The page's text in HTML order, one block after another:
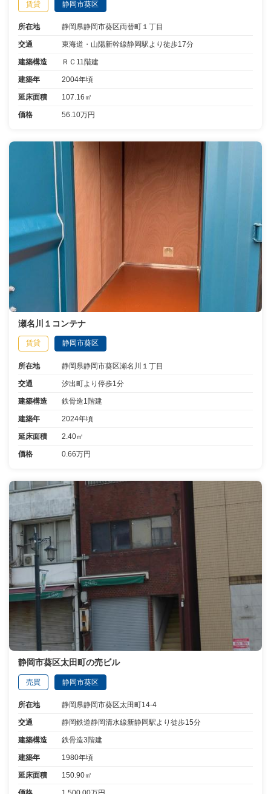
賃貸 静岡市葵区
所在地 静岡県静岡市葵区両替町１丁目
交通 東海道・山陽新幹線静岡駅より徒歩17分
建築構造 ＲＣ11階建
建築年 2004年頃
延床面積 107.16㎡
価格 56.10万円
瀬名川１コンテナ
賃貸 静岡市葵区
所在地 静岡県静岡市葵区瀬名川１丁目
交通 汐出町より停歩1分
建築構造 鉄骨造1階建
建築年 2024年頃
延床面積 2.40㎡
価格 0.66万円
静岡市葵区太田町の売ビル
売買 静岡市葵区
所在地 静岡県静岡市葵区太田町14-4
交通 静岡鉄道静岡清水線新静岡駅より徒歩15分
建築構造 鉄骨造3階建
建築年 1980年頃
延床面積 150.90㎡